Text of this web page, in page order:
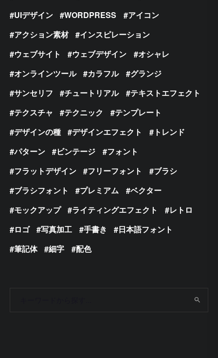
UIデザイン
WORDPRESS
アイコン
アクション素材
インスピレーション
ウェブサイト
ウェブデザイン
オシャレ
オンラインツール
カラフル
グランジ
サンセリフ
チュートリアル
テキストエフェクト
テクスチャ
テクニック
テンプレート
デザインの種
デザインエフェクト
トレンド
パターン
ビンテージ
フォント
フラットデザイン
フリーフォント
ブラシ
ブラシフォント
プレミアム
ベクター
モックアップ
ライティングエフェクト
レトロ
ロゴ
写真加工 手書き
日本語フォント
筆記体
細字 配色